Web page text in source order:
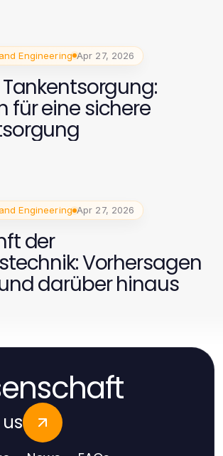
Engineering Apr 27, 2026
Tankentsorgung:
für eine sichere
Engineering Apr 27, 2026
der
Vorhersagen
darüber hinaus